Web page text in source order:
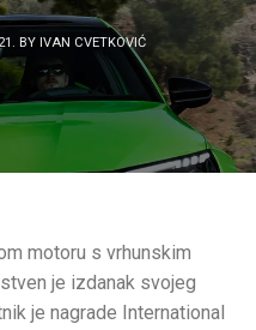
BY IVAN CVETKOVIĆ
motoru s vrhunskim
je izdanak svojeg
je nagrade International